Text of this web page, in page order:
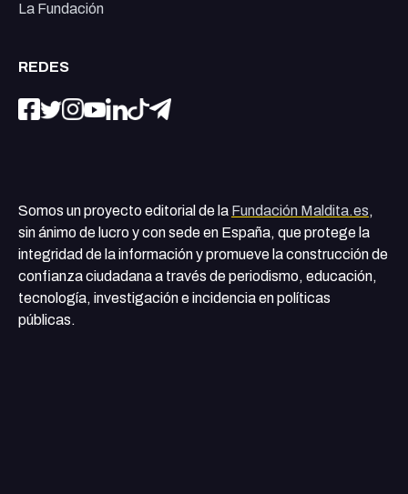
La Fundación
REDES
Somos un proyecto editorial de la Fundación Maldita.es,
sin ánimo de lucro y con sede en España, que protege la
integridad de la información y promueve la construcción de
confianza ciudadana a través de periodismo, educación,
tecnología, investigación e incidencia en políticas
públicas.